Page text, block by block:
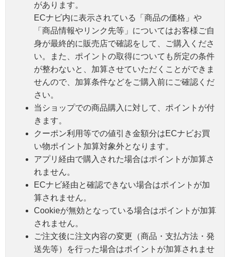
があります。
ECナビ内に表示されている「商品の価格」や
「商品情報やリンク先等」についてはお客様ご自
身が最終的に販売店で確認をして、ご購入くださ
い。また、ポイントの取得についても所定の条件
が整わないと、加算させていただくことができま
せんので、加算条件などをご購入前にご確認くだ
さい。
当ショップでの商品購入に対して、ポイントが付
きます。
クーポン利用等での値引き金額分はECナビお買
い物ポイント加算対象外となります。
アプリ経由で購入された場合はポイントが加算さ
れません。
ECナビ経由と確認できない場合はポイントが加
算されません。
Cookieが無効となっている場合はポイントが加算
されません。
ご注文後に注文内容の変更（商品・支払方法・発
送先等）を行った場合はポイントが加算されませ